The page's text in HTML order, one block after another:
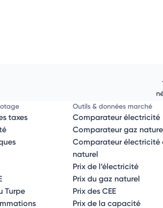
taxes
Turpe
Outils & données marché
Comparateur électricité
Comparateur gaz
Comparateur électricité
naturel
Prix de l’électricité
Prix du gaz naturel
Prix des CEE
Prix de la capacité